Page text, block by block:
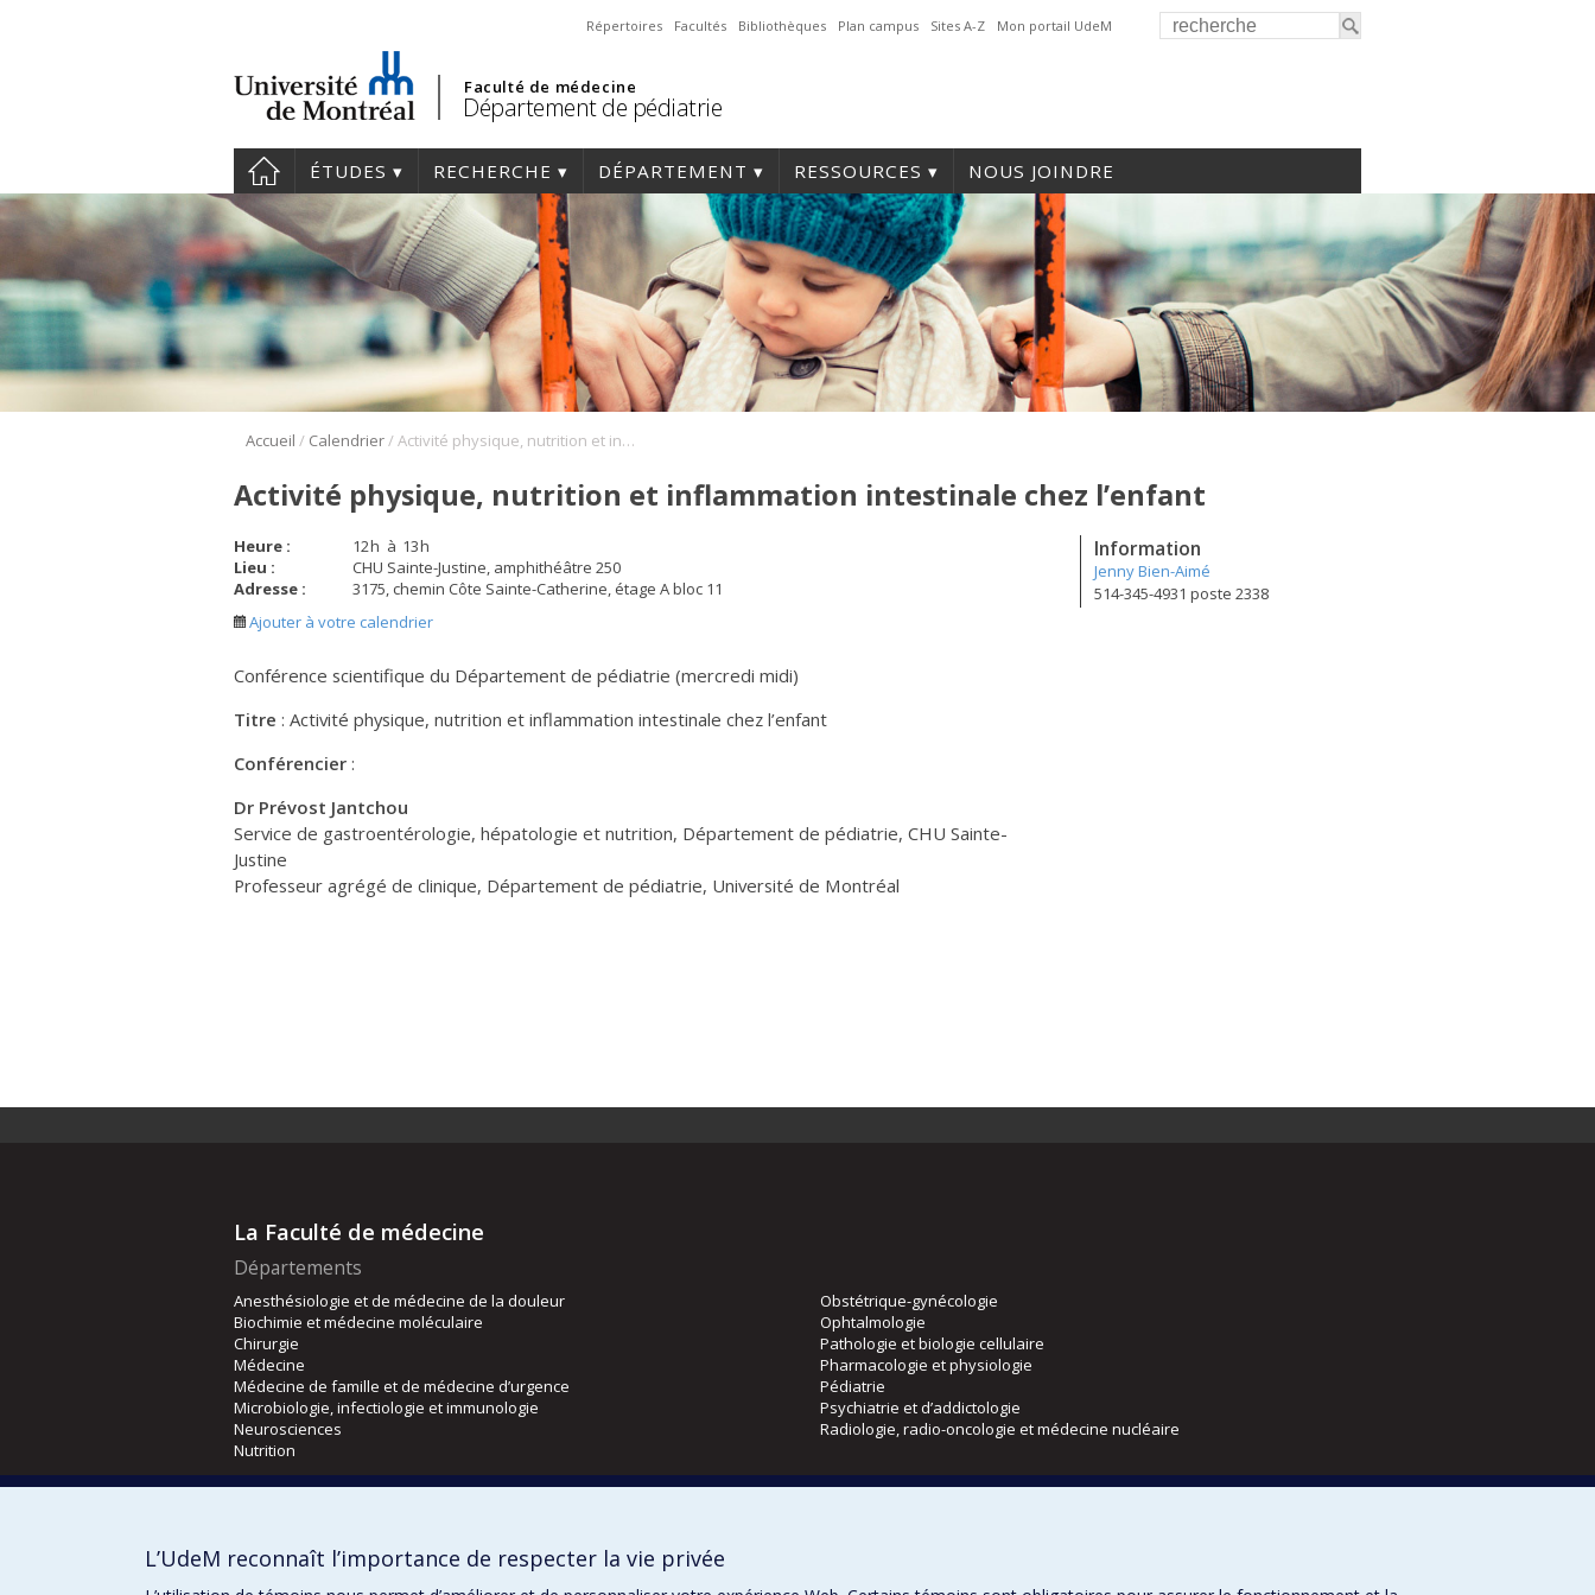
Répertoires Facultés Bibliothèques Plan campus Sites A-Z Mon portail UdeM
Faculté de médecine
Département de pédiatrie
ÉTUDES RECHERCHE DÉPARTEMENT RESSOURCES NOUS JOINDRE
Accueil / Calendrier/ Activité physique, nutrition et inflammation intestinale chez l’enfant
Activité physique, nutrition et inflammation intestinale chez l’enfant
Heure : 12h à 13h
Lieu :
CHU Sainte-Justine, amphithéâtre 250
Adresse :
3175, chemin Côte Sainte-Catherine, étage A bloc 11
Ajouter à votre calendrier
Information
Jenny Bien-Aimé
514-345-4931 poste 2338
Conférence scientifique du Département de pédiatrie (mercredi midi)
Titre : Activité physique, nutrition et inflammation intestinale chez l’enfant
Conférencier :
Dr Prévost Jantchou
Service de gastroentérologie, hépatologie et nutrition, Département de pédiatrie, CHU Sainte-
Justine
Professeur agrégé de clinique, Département de pédiatrie, Université de Montréal
La Faculté de médecine
Départements
Anesthésiologie et de médecine de la douleur
Biochimie et médecine moléculaire
Chirurgie
Médecine
Médecine de famille et de médecine d’urgence
Microbiologie, infectiologie et immunologie
Neurosciences
Nutrition
Obstétrique-gynécologie
Ophtalmologie
Pathologie et biologie cellulaire
Pharmacologie et physiologie
Pédiatrie
Psychiatrie et d’addictologie
Radiologie, radio-oncologie et médecine nucléaire
Orthophonie et audiologie
L’UdeM reconnaît l’importance de respecter la vie privée